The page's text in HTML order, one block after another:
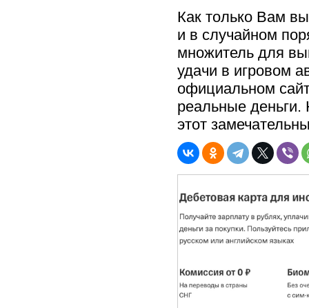
Как только Вам
и в случайном
множитель для
удачи в игровом
официальном
реальные деньги.
этот